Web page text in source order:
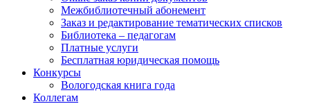
Межбиблиотечный абонемент
Заказ и редактирование тематических списков
Библиотека – педагогам
Платные услуги
Бесплатная юридическая помощь
Конкурсы
Вологодская книга года
Коллегам